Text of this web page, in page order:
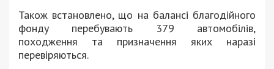
Також встановлено, що на балансі благодійного
фонду перебувають 379 автомобілів,
походження та призначення яких наразі
перевіряються.